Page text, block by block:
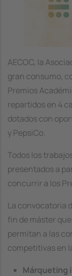
AECOC, la
gran consumo,
Premios
repartidos en 4
dotados con
y PepsiCo.
Todos los
presentados a
concurrir a los
La convocatoria
fin de máster
permitan a las
competitivas en
Márqueting